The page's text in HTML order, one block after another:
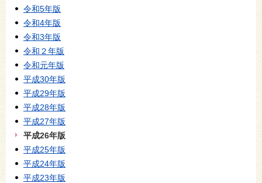
令和5年版
令和4年版
令和3年版
令和２年版
令和元年版
平成30年版
平成29年版
平成28年版
平成27年版
平成26年版
平成25年版
平成24年版
平成23年版